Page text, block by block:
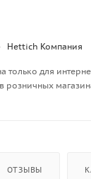
Hettich Компания
только для
розничных
ОТЗЫВЫ